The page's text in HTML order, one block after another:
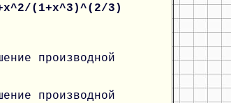
(1+x^3)^(2/3)
производной
производной